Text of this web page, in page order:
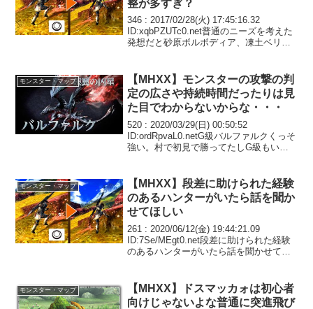
整が多すぎ？
346 : 2017/02/28(火) 17:45:16.32
ID:xqbPZUTc0.net普通のニーズを考えた
発想だと砂原ボルボディア、凍土ベリオ
2017/02/...
モンスター・マップ
【MHXX】モンスターの攻撃の判
定の広さや持続時間だったりは見
た目でわからないからな・・・
520 : 2020/03/29(日) 00:50:52
ID:ordRpvaL0.netG級バルファルクくっそ
強い。村で初見で勝ってたしG級もいっ
人達に協力してもらっ...
モンスター・マップ
【MHXX】段差に助けられた経験
のあるハンターがいたら話を聞か
せてほしい
261 : 2020/06/12(金) 19:44:21.09
ID:7Se/MEgt0.net段差に助けられた経験
のあるハンターがいたら話を聞かせてほ
モンスター・マップ
【MHXX】ドスマッカォは初心者
向けじゃないよな普通に突進飛び